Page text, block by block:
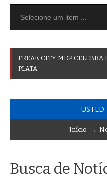
FREAK CITY MDP CELEBRA
PLATA
USTED
Início →
Busca de